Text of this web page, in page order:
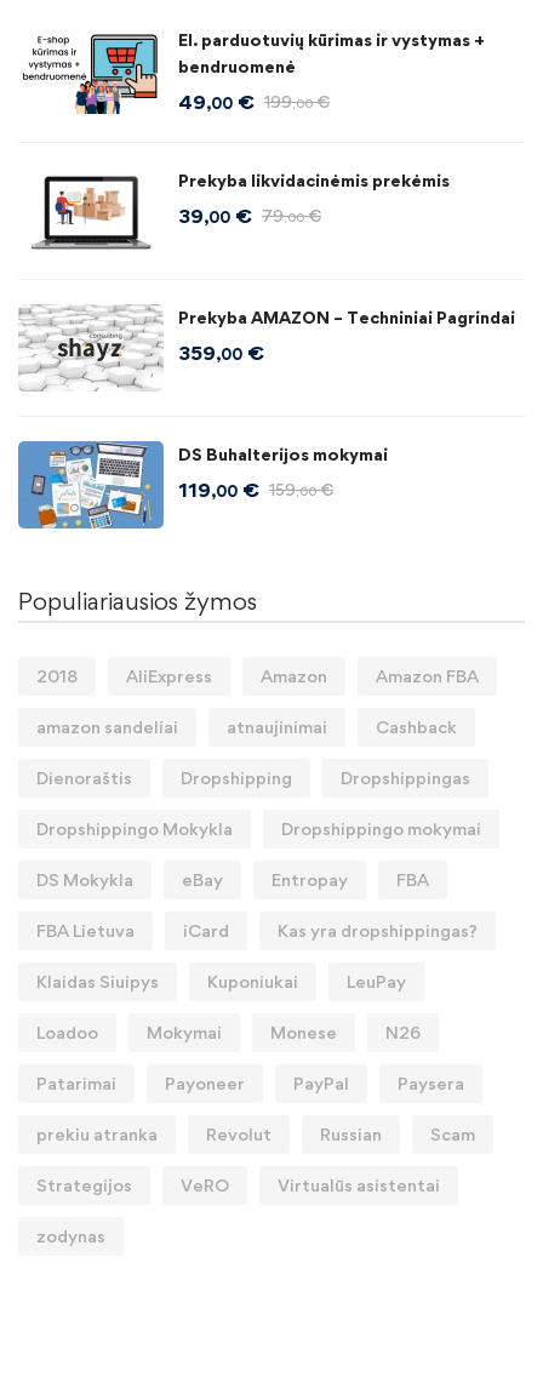
El. parduotuvių kūrimas ir vystymas +
bendruomenė
49,00 € 199,00 €
Prekyba likvidacinėmis prekėmis
39,00 € 79,00 €
Prekyba AMAZON – Techniniai Pagrindai
359,00 €
DS Buhalterijos mokymai
119,00 € 159,00 €
Populiariausios žymos
2018 AliExpress Amazon Amazon FBA
amazon sandeliai atnaujinimai Cashback
Dienoraštis Dropshipping Dropshippingas
Dropshippingo Mokykla Dropshippingo mokymai
DS Mokykla eBay Entropay FBA
FBA Lietuva iCard Kas yra dropshippingas?
Klaidas Siuipys Kuponiukai LeuPay
Loadoo Mokymai Monese N26
Patarimai Payoneer PayPal Paysera
prekiu atranka Revolut Russian Scam
Strategijos VeRO Virtualūs asistentai
zodynas